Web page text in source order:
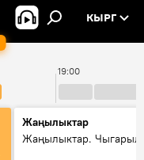
КЫРГ
19:00
Жаңылыктар
Жаңылыктар.